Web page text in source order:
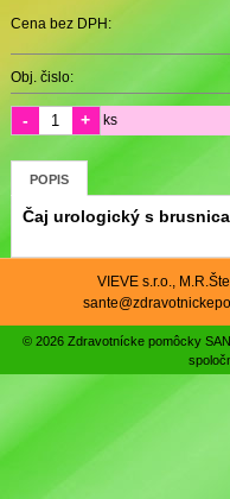
Cena bez DPH:
Obj. čislo:
- + ks
POPIS
Čaj urologický s
VIEVE s.r.o.,
© 2026 Zdravotnícke pomôcky